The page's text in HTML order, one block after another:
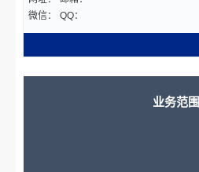
微信：
QQ：
业务范围